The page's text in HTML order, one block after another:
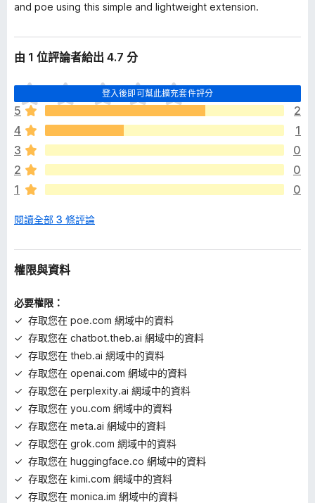
and poe using this simple and lightweight extension.
由 1 位評論者給出 4.7 分
登入後即可幫此擴充套件評分
目
前
沒
有
評
分
5
2
4
1
3
0
2
0
1
0
閱讀全部 3 條評論
權限與資料
必要權限：
存取您在 poe.com 網域中的資料
存取您在 chatbot.theb.ai 網域中的資料
存取您在 theb.ai 網域中的資料
存取您在 openai.com 網域中的資料
存取您在 perplexity.ai 網域中的資料
存取您在 you.com 網域中的資料
存取您在 meta.ai 網域中的資料
存取您在 grok.com 網域中的資料
存取您在 huggingface.co 網域中的資料
存取您在 kimi.com 網域中的資料
存取您在 monica.im 網域中的資料